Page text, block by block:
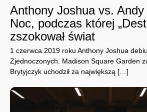
Anthony Joshua vs. Andy
Noc, podczas której
zszokował świat
1 czerwca 2019 roku Anthony Joshua
Zjednoczonych. Madison Square Garden
Brytyjczyk uchodził za największą […]